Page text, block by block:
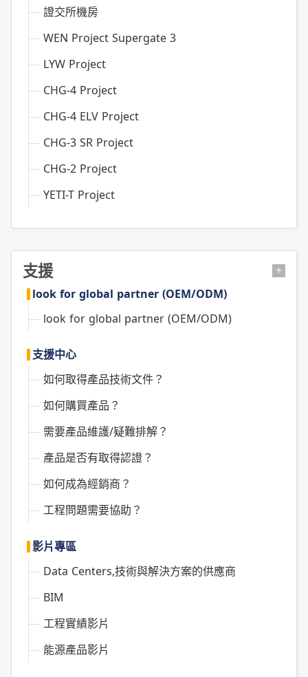
證交所機房
WEN Project Supergate 3
LYW Project
CHG-4 Project
CHG-4 ELV Project
CHG-3 SR Project
CHG-2 Project
YETI-T Project
支援
+
look for global partner (OEM/ODM)
look for global partner (OEM/ODM)
支援中心
如何取得產品技術文件？
如何購買產品？
需要產品維護/疑難排解？
產品是否有取得認證？
如何成為經銷商？
工程問題需要協助？
影片專區
Data Centers,技術與解決方案的供應商
BIM
工程實績影片
能源產品影片